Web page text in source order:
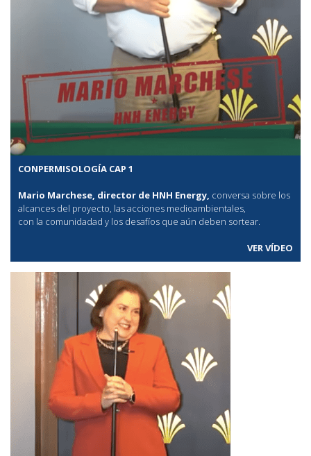
CONPERMISOLOGÍA CAP 1
Mario Marchese, director de HNH Energy, conversa sobre los
alcances del proyecto, las acciones medioambientales,
con la comunidadad y los desafíos que aún deben sortear.
VER VÍDEO